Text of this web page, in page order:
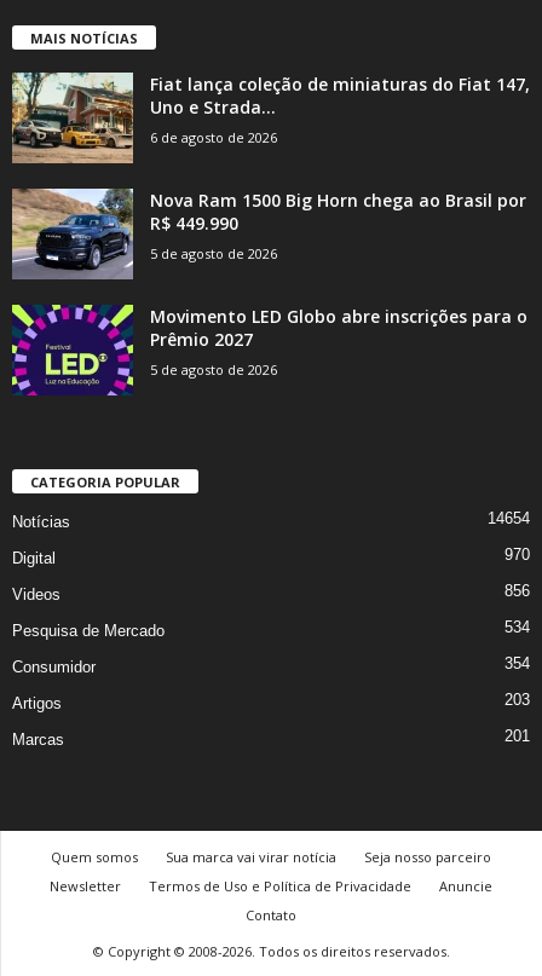
MAIS NOTÍCIAS
Fiat lança coleção de miniaturas do Fiat 147,
Uno e Strada...
6 de agosto de 2026
Nova Ram 1500 Big Horn chega ao Brasil por
R$ 449.990
5 de agosto de 2026
Movimento LED Globo abre inscrições para o
Prêmio 2027
5 de agosto de 2026
CATEGORIA POPULAR
Notícias 14654
Digital 970
Videos 856
Pesquisa de Mercado 534
Consumidor 354
Artigos 203
Marcas 201
Quem somos Sua marca vai virar notícia
Seja nosso parceiro
Newsletter
Termos de Uso e Política de Privacidade
Anuncie
Contato
© Copyright © 2008-2026. Todos os direitos reservados.